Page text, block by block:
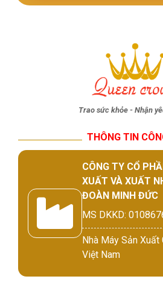
Trao sức khỏe - Nhận
THÔNG TIN
CÔNG TY CỔ
XUẤT VÀ XUẤT
ĐOÀN MINH ĐỨC
MS DKKD:
Nhà Máy Sản
Việt Nam